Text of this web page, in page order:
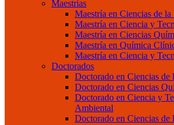
Maestrías
Maestría en Ciencias de la
Maestría en Ciencia y
Maestría en Ciencias
Maestría en Química
Maestría en Ciencia y
Doctorados
Doctorado en Ciencias de
Doctorado en Ciencias
Doctorado en Ciencia y
Ambiental
Doctorado en Ciencias de